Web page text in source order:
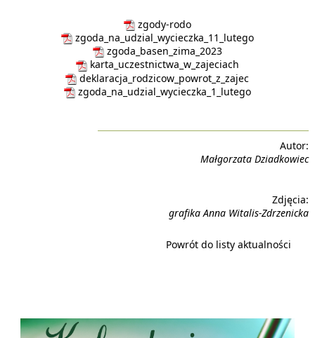
zgody-rodo
zgoda_na_udzial_wycieczka_11_lutego
zgoda_basen_zima_2023
karta_uczestnictwa_w_zajeciach
deklaracja_rodzicow_powrot_z_zajec
zgoda_na_udzial_wycieczka_1_lutego
Autor:
Małgorzata Dziadkowiec
Zdjęcia:
grafika Anna Witalis-Zdrzenicka
Powrót do listy aktualności